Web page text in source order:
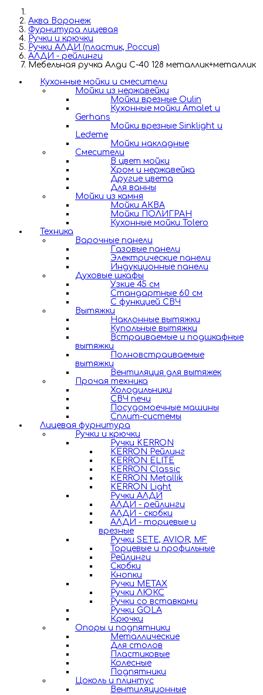
Аква Воронеж
Фурнитура лицевая
Ручки и крючки
Ручки АЛДИ (пластик, Россия)
АЛДИ - рейлинги
Мебельная ручка Алди С-40 128 металлик+металлик
Кухонные мойки и смесители
Мойки из нержавейки
Мойки врезные Oulin
Кухонные мойки Amalet и
Gerhans
Мойки врезные Sinklight и
Ledeme
Мойки накладные
Смесители
В цвет мойки
Хром и нержавейка
Другие цвета
Для ванны
Мойки из камня
Мойки АКВА
Мойки ПОЛИГРАН
Кухонные мойки Tolero
Техника
Варочные панели
Газовые панели
Электрические панели
Индукционные панели
Духовые шкафы
Узкие 45 см
Стандартные 60 см
С функцией СВЧ
Вытяжки
Наклонные вытяжки
Купольные вытяжки
Встраиваемые и подшкафные
вытяжки
Полновстраиваемые
вытяжки
Вентиляция для вытяжек
Прочая техника
Холодильники
СВЧ печи
Посудомоечные машины
Сплит-системы
Лицевая фурнитура
Ручки и крючки
Ручки KERRON
KERRON Рейлинг
KERRON ELITE
KERRON Classic
KERRON Metallik
KERRON Light
Ручки АЛДИ
АЛДИ - рейлинги
АЛДИ - скобки
АЛДИ - торцевые и
врезные
Ручки SETE, AVIOR, MF
Торцевые и профильные
Рейлинги
Скобки
Кнопки
Ручки METAX
Ручки ЛЮКС
Ручки со вставками
Ручки GOLA
Крючки
Опоры и подпятники
Металлические
Для столов
Пластиковые
Колесные
Подпятники
Цоколь и плинтус
Вентиляционные